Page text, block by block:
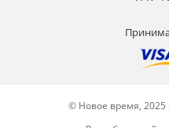
© Новое время, 2025